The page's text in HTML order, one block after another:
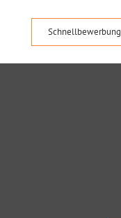
Schnellbewerbung